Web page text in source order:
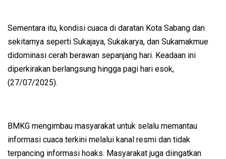
Sementara itu, kondisi cuaca di daratan Kota Sabang dan
sekitarnya seperti Sukajaya, Sukakarya, dan Sukamakmue
didominasi cerah berawan sepanjang hari. Keadaan ini
diperkirakan berlangsung hingga pagi hari esok,
(27/07/2025).
BMKG mengimbau masyarakat untuk selalu memantau
informasi cuaca terkini melalui kanal resmi dan tidak
terpancing informasi hoaks. Masyarakat juga diingatkan